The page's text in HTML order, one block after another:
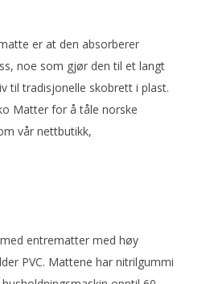
er at den absorberer
noe som gjør den til et langt
til tradisjonelle skobrett i plast.
Matter for å tåle norske
vår nettbutikk,
entrematter med høy
PVC. Mattene har nitrilgummi